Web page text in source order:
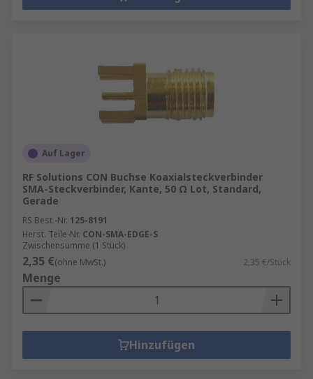
Auf Lager
RF Solutions CON Buchse Koaxialsteckverbinder
SMA-Steckverbinder, Kante, 50 Ω Lot, Standard,
Gerade
RS Best.-Nr. 125-8191
Herst. Teile-Nr. CON-SMA-EDGE-S
Zwischensumme (1 Stück)
2,35 €(ohne MwSt.) 2,35 €/Stück
Menge
Hinzufügen